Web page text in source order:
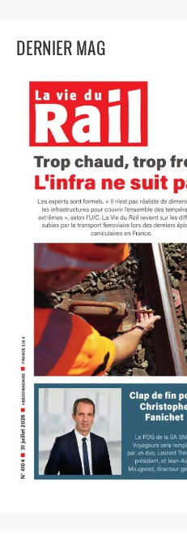
DERNIER MAG